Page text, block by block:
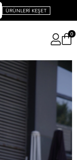
ÜRÜNLERİ KEŞET
0